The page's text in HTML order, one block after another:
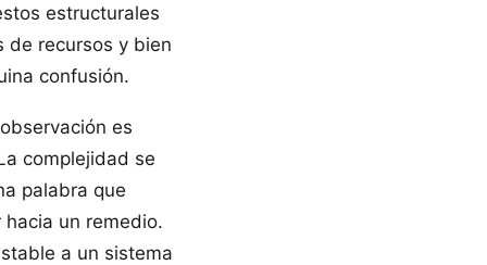
estructurales
de recursos y bien
confusión.
es
complejidad se
palabra que
un remedio.
a un sistema